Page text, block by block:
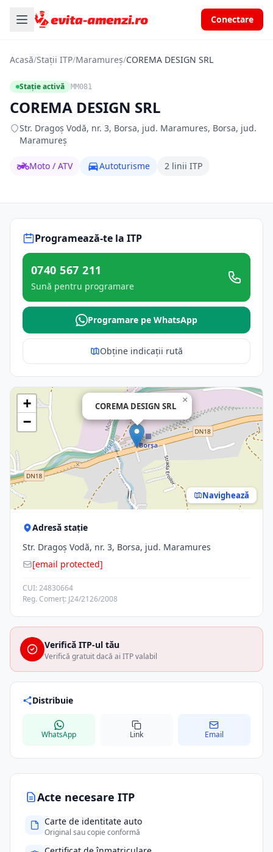
Conectare
Acasă/Stații ITP/Maramureș/COREMA DESIGN SRL
Stație activă MM081
COREMA DESIGN SRL
Str. Dragoş Vodă, nr. 3, Borsa, jud. Maramures, Borsa, jud.
Maramureș
Moto / ATV Autoturisme 2 linii ITP
Acte necesare ITP
Carte de identitate auto
Original sau copie conformă
Programează-te la ITP
0740 567 211
Sună pentru programare
Programare pe WhatsApp
Obține indicații rută
COREMA DESIGN SRL
×
+
−
Navighează
Adresă stație
Str. Dragoş Vodă, nr. 3, Borsa, jud. Maramures
[email protected]
CUI: 24830664
Reg. Comerț: J24/2126/2008
Verifică ITP-ul tău
Verifică gratuit dacă ai ITP valabil
Distribuie
WhatsApp Link Email